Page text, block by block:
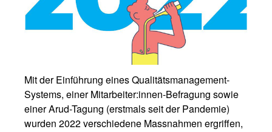
Mit der Einführung eines Qualitätsmanagement-
Systems, einer Mitarbeiter:innen-Befragung sowie
einer Arud-Tagung (erstmals seit der Pandemie)
wurden 2022 verschiedene Massnahmen ergriffen,